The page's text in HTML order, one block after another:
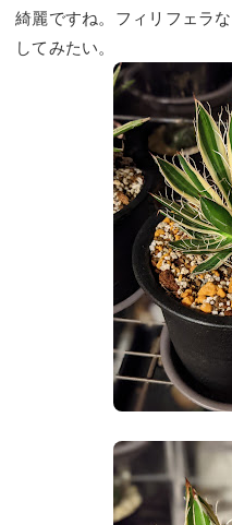
綺麗ですね。フィリフェラ
してみたい。